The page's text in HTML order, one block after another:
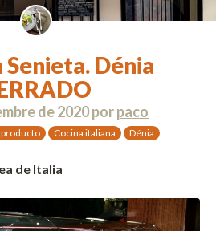
Senieta. Dénia
de 2020porpaco
producto Cocina italiana Dénia
de Italia